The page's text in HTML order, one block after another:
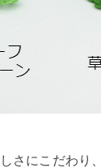
さにこだわり